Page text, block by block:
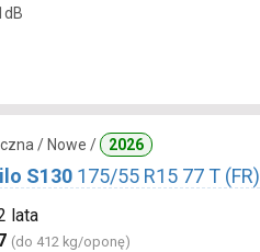
/ Nowe / 2026
S130 175/55 R15 77 T (FR)
lata
(do 412 kg/oponę)